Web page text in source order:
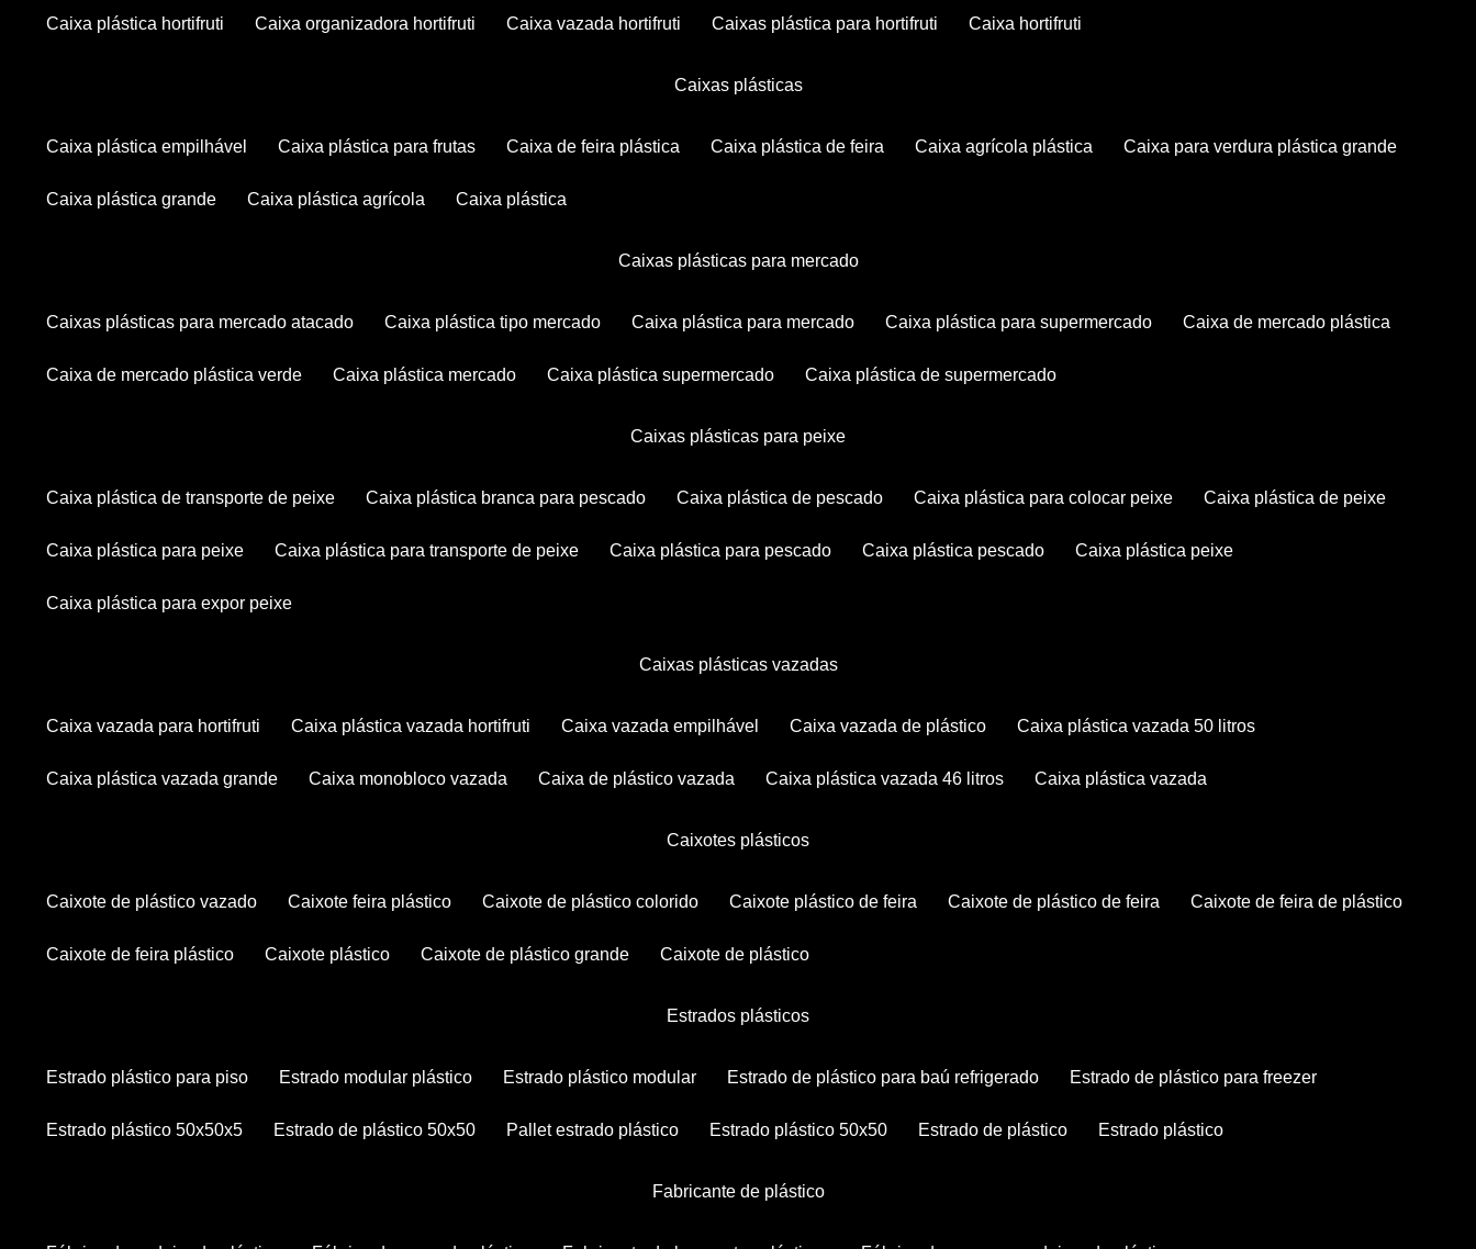
caixa plástica hortifruti caixa organizadora hortifruti caixa vazada hortifruti caixas plástica para hortifruti caixa hortifruti
caixas plásticas
caixa plástica empilhável caixa plástica para frutas caixa de feira plástica caixa plástica de feira caixa agrícola plástica caixa para verdura plástica grande
caixa plástica grande caixa plástica agrícola caixa plástica
caixas plásticas para mercado
caixas plásticas para mercado atacado caixa plástica tipo mercado caixa plástica para mercado caixa plástica para supermercado caixa de mercado plástica
caixa de mercado plástica verde caixa plástica mercado caixa plástica supermercado caixa plástica de supermercado
caixas plásticas para peixe
caixa plástica de transporte de peixe caixa plástica branca para pescado caixa plástica de pescado caixa plástica para colocar peixe caixa plástica de peixe
caixa plástica para peixe caixa plástica para transporte de peixe caixa plástica para pescado caixa plástica pescado caixa plástica peixe
caixa plástica para expor peixe
caixas plásticas vazadas
caixa vazada para hortifruti caixa plástica vazada hortifruti caixa vazada empilhável caixa vazada de plástico caixa plástica vazada 50 litros
caixa plástica vazada grande caixa monobloco vazada caixa de plástico vazada caixa plástica vazada 46 litros caixa plástica vazada
caixotes plásticos
caixote de plástico vazado caixote feira plástico caixote de plástico colorido caixote plástico de feira caixote de plástico de feira caixote de feira de plástico
caixote de feira plástico caixote plástico caixote de plástico grande caixote de plástico
estrados plásticos
estrado plástico para piso estrado modular plástico estrado plástico modular estrado de plástico para baú refrigerado estrado de plástico para freezer
estrado plástico 50x50x5 estrado de plástico 50x50 pallet estrado plástico estrado plástico 50x50 estrado de plástico estrado plástico
fabricante de plástico